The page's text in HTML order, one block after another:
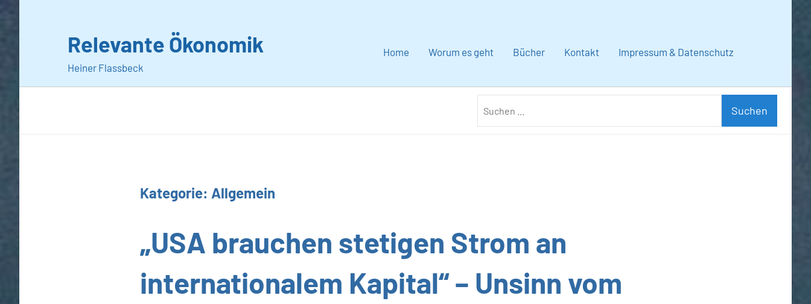
Relevante Ökonomik
Heiner Flassbeck
Home Worum es geht Bücher Kontakt Impressum & Datenschutz
Suchen
Kategorie: Allgemein
Allgemein
„USA brauchen stetigen Strom an
internationalem Kapital“ – Unsinn vom